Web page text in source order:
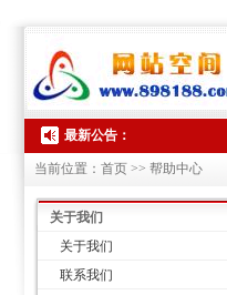
最新公告：
当前位置：首页 >> 帮助中心
关于我们
关于我们
联系我们